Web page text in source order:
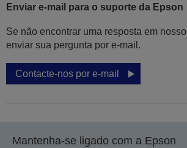
Enviar e-mail para o suporte da Epson
Se não encontrar uma resposta em
enviar sua pergunta por e-mail.
Contacte-nos por e-mail
Mantenha-se ligado com a Epson